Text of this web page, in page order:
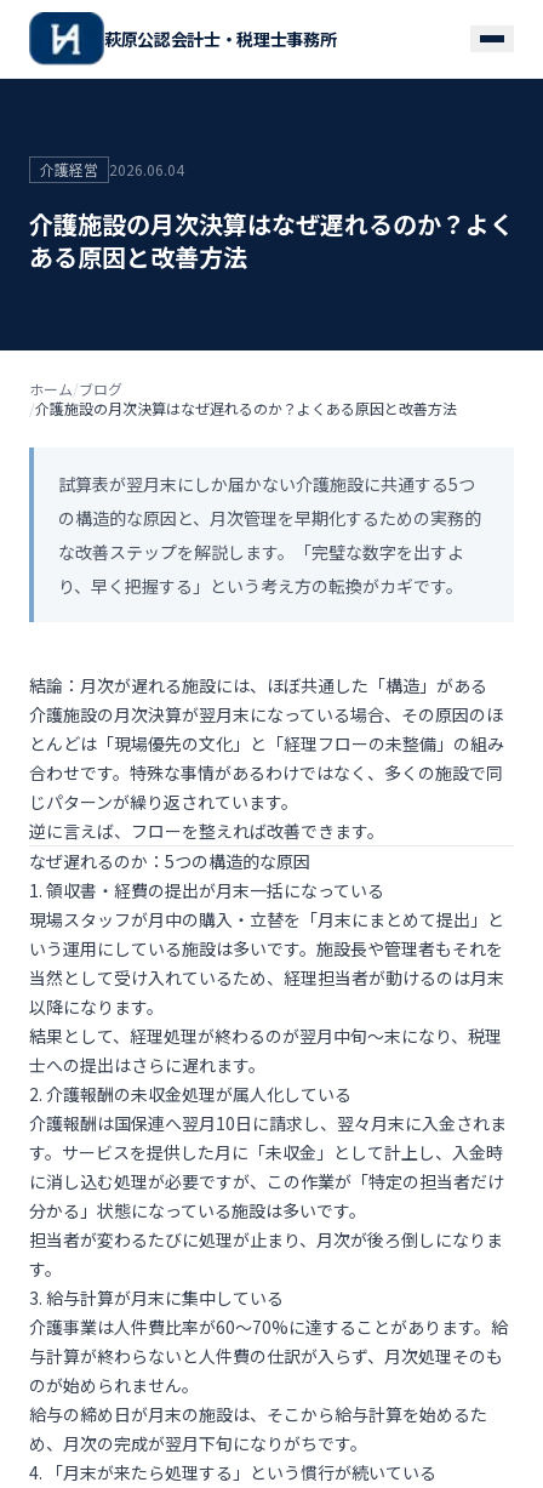
萩原公認会計士・税理士事務所
介護経営 2026.06.04
介護施設の月次決算はなぜ遅れるのか？よく
ある原因と改善方法
ホーム/ブログ
/介護施設の月次決算はなぜ遅れるのか？よくある原因と改善方法
試算表が翌月末にしか届かない介護施設に共通する5つ
の構造的な原因と、月次管理を早期化するための実務的
な改善ステップを解説します。「完璧な数字を出すよ
り、早く把握する」という考え方の転換がカギです。
結論：月次が遅れる施設には、ほぼ共通した「構造」がある
介護施設の月次決算が翌月末になっている場合、その原因のほ
とんどは「現場優先の文化」と「経理フローの未整備」の組み
合わせです。特殊な事情があるわけではなく、多くの施設で同
じパターンが繰り返されています。
逆に言えば、フローを整えれば改善できます。
なぜ遅れるのか：5つの構造的な原因
1. 領収書・経費の提出が月末一括になっている
現場スタッフが月中の購入・立替を「月末にまとめて提出」と
いう運用にしている施設は多いです。施設長や管理者もそれを
当然として受け入れているため、経理担当者が動けるのは月末
以降になります。
結果として、経理処理が終わるのが翌月中旬〜末になり、税理
士への提出はさらに遅れます。
2. 介護報酬の未収金処理が属人化している
介護報酬は国保連へ翌月10日に請求し、翌々月末に入金されま
す。サービスを提供した月に「未収金」として計上し、入金時
に消し込む処理が必要ですが、この作業が「特定の担当者だけ
分かる」状態になっている施設は多いです。
担当者が変わるたびに処理が止まり、月次が後ろ倒しになりま
す。
3. 給与計算が月末に集中している
介護事業は人件費比率が60〜70%に達することがあります。給
与計算が終わらないと人件費の仕訳が入らず、月次処理そのも
のが始められません。
給与の締め日が月末の施設は、そこから給与計算を始めるた
め、月次の完成が翌月下旬になりがちです。
4. 「月末が来たら処理する」という慣行が続いている